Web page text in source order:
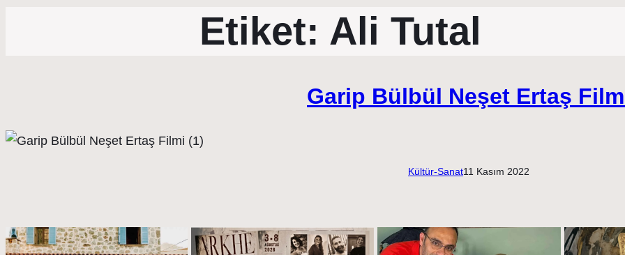
Etiket: Ali Tutal
Garip Bülbül Neşet Ertaş
Kültür-Sanat11 Kasım 2022